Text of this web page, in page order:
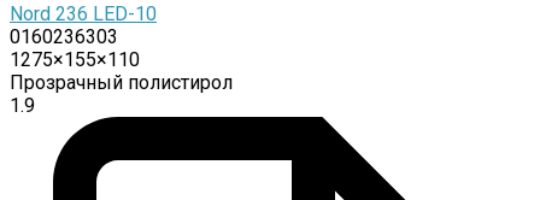
Nord 236 LED-10
0160236303
1275×155×110
Прозрачный полистирол
1.9